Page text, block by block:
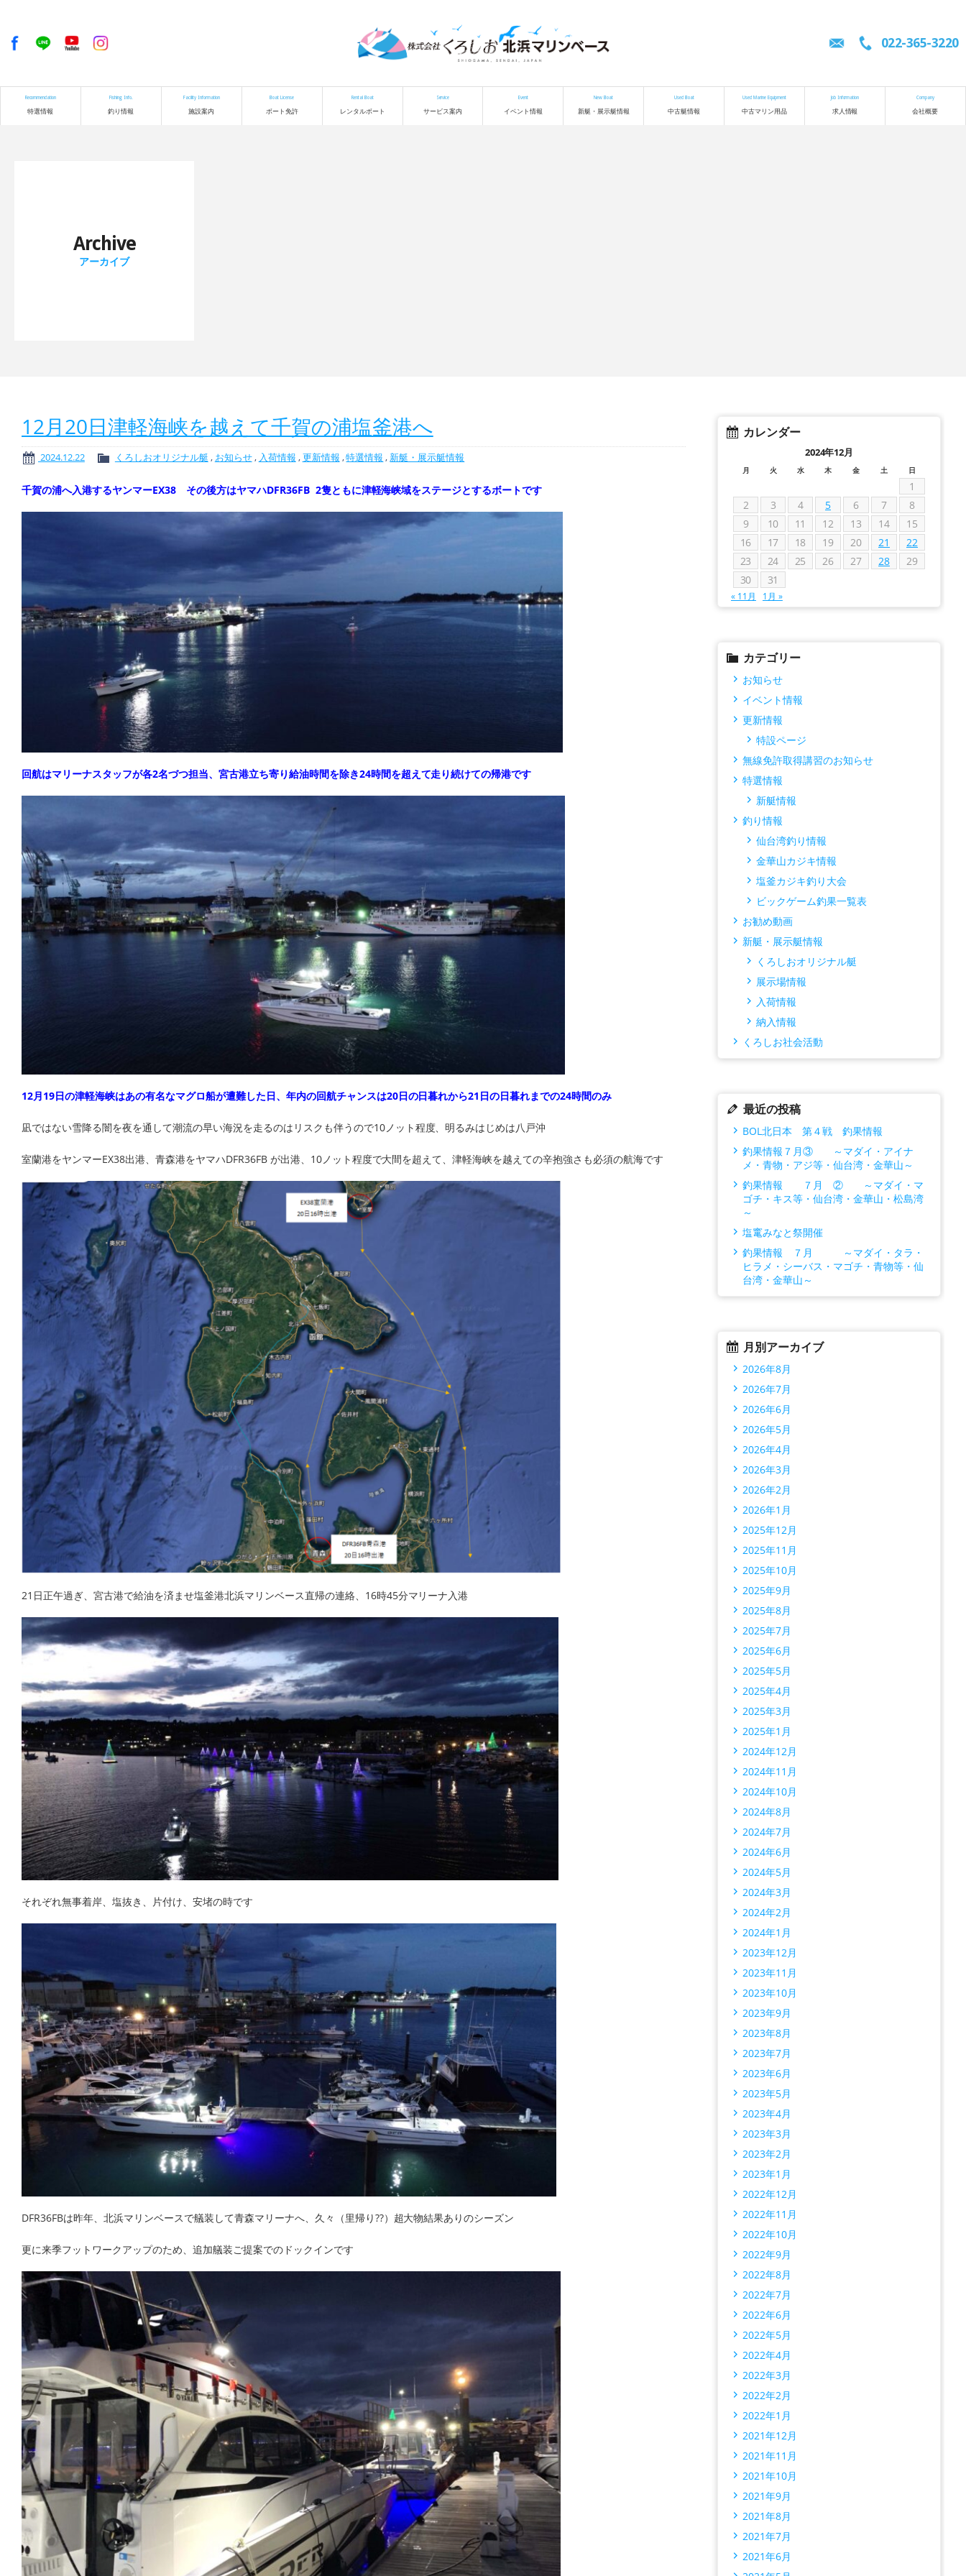
022-365-3220
Recommendation
特選情報
Fishing Info.
釣り情報
Facility Information
施設案内
Boat License
ボート免許
Rental Boat
レンタルボート
Service
サービス案内
Event
イベント情報
New Boat
新艇・展示艇情報
Used Boat
中古艇情報
Used Marine Equipment
中古マリン用品
Job Information
求人情報
Company
会社概要
Archive
アーカイブ
12月20日津軽海峡を越えて千賀の浦塩釜港へ
2024.12.22 くろしおオリジナル艇 , お知らせ, 入荷情報 ,更新情報 ,特選情報 , 新艇・展示艇情報
千賀の浦へ入港するヤンマーEX38 その後方はヤマハDFR36FB 2隻ともに津軽海峡域をステージとするボートです
回航はマリーナスタッフが各2名づつ担当、宮古港立ち寄り給油時間を除き24時間を超えて走り続けての帰港です
12月19日の津軽海峡はあの有名なマグロ船が遭難した日、年内の回航チャンスは20日の日暮れから21日の日暮れまでの24時間のみ
凪ではない雪降る闇を夜を通して潮流の早い海況を走るのはリスクも伴うので10ノット程度、明るみはじめは八戸沖
室蘭港をヤンマーEX38出港、青森港をヤマハDFR36FB が出港、10ノット程度で大間を超えて、津軽海峡を越えての辛抱強さも必須の航海です
21日正午過ぎ、宮古港で給油を済ませ塩釜港北浜マリンベース直帰の連絡、16時45分マリーナ入港
それぞれ無事着岸、塩抜き、片付け、安堵の時です
DFR36FBは昨年、北浜マリンベースで艤装して青森マリーナへ、久々（里帰り??）超大物結果ありのシーズン
更に来季フットワークアップのため、追加艤装ご提案でのドックインです
カレンダー
2024年12月
月 火 水 木 金 土 日
1
2
3 4 5 6 7
8
9
10 11 12 13 14
15
16
17 18 19 20 21
22
23
24 25 26 27 28
29
30
31
« 11月 1月 »
カテゴリー
お知らせ
イベント情報
更新情報
特設ページ
無線免許取得講習のお知らせ
特選情報
新艇情報
釣り情報
仙台湾釣り情報
金華山カジキ情報
塩釜カジキ釣り大会
ビックゲーム釣果一覧表
お勧め動画
新艇・展示艇情報
くろしおオリジナル艇
展示場情報
入荷情報
納入情報
くろしお社会活動
最近の投稿
BOL北日本 第４戦 釣果情報
釣果情報７月③ ～マダイ・アイナ
メ・青物・アジ等・仙台湾・金華山～
釣果情報 ７月 ② ～マダイ・マ
ゴチ・キス等・仙台湾・金華山・松島湾
～
塩竃みなと祭開催
釣果情報 ７月 ～マダイ・タラ・
ヒラメ・シーバス・マゴチ・青物等・仙
台湾・金華山～
月別アーカイブ
2026年8月
2026年7月
2026年6月
2026年5月
2026年4月
2026年3月
2026年2月
2026年1月
2025年12月
2025年11月
2025年10月
2025年9月
2025年8月
2025年7月
2025年6月
2025年5月
2025年4月
2025年3月
2025年1月
2024年12月
2024年11月
2024年10月
2024年8月
2024年7月
2024年6月
2024年5月
2024年3月
2024年2月
2024年1月
2023年12月
2023年11月
2023年10月
2023年9月
2023年8月
2023年7月
2023年6月
2023年5月
2023年4月
2023年3月
2023年2月
2023年1月
2022年12月
2022年11月
2022年10月
2022年9月
2022年8月
2022年7月
2022年6月
2022年5月
2022年4月
2022年3月
2022年2月
2022年1月
2021年12月
2021年11月
2021年10月
2021年9月
2021年8月
2021年7月
2021年6月